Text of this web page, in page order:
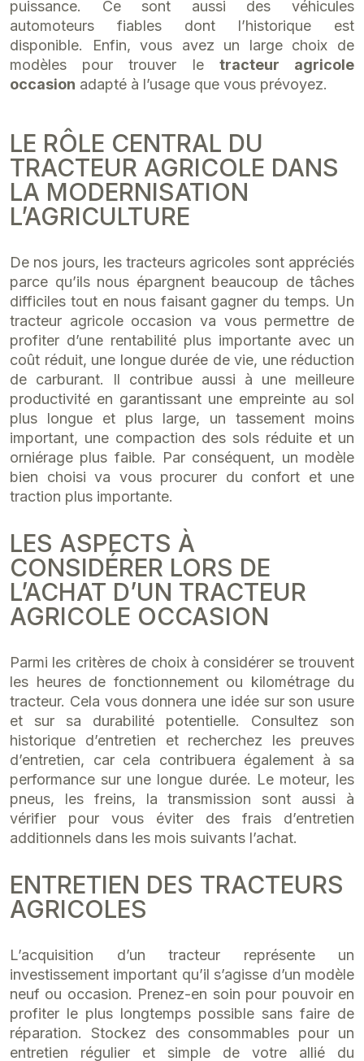
puissance. Ce sont aussi des véhicules
automoteurs fiables dont l’historique est
disponible. Enfin, vous avez un large choix de
modèles pour trouver le tracteur agricole
occasion adapté à l’usage que vous prévoyez.
LE RÔLE CENTRAL DU
TRACTEUR AGRICOLE DANS
LA MODERNISATION
L’AGRICULTURE
De nos jours, les tracteurs agricoles sont appréciés
parce qu’ils nous épargnent beaucoup de tâches
difficiles tout en nous faisant gagner du temps. Un
tracteur agricole occasion va vous permettre de
profiter d’une rentabilité plus importante avec un
coût réduit, une longue durée de vie, une réduction
de carburant. Il contribue aussi à une meilleure
productivité en garantissant une empreinte au sol
plus longue et plus large, un tassement moins
important, une compaction des sols réduite et un
orniérage plus faible. Par conséquent, un modèle
bien choisi va vous procurer du confort et une
traction plus importante.
LES ASPECTS À
CONSIDÉRER LORS DE
L’ACHAT D’UN TRACTEUR
AGRICOLE OCCASION
Parmi les critères de choix à considérer se trouvent
les heures de fonctionnement ou kilométrage du
tracteur. Cela vous donnera une idée sur son usure
et sur sa durabilité potentielle. Consultez son
historique d’entretien et recherchez les preuves
d’entretien, car cela contribuera également à sa
performance sur une longue durée. Le moteur, les
pneus, les freins, la transmission sont aussi à
vérifier pour vous éviter des frais d’entretien
additionnels dans les mois suivants l’achat.
ENTRETIEN DES TRACTEURS
AGRICOLES
L’acquisition d’un tracteur représente un
investissement important qu’il s’agisse d’un modèle
neuf ou occasion. Prenez-en soin pour pouvoir en
profiter le plus longtemps possible sans faire de
réparation. Stockez des consommables pour un
entretien régulier et simple de votre allié du